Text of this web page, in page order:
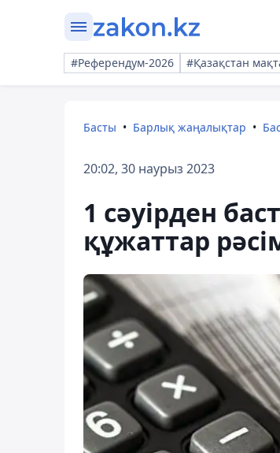
#Референдум-2026 #Қазақстан
Басты Барлық жаңалықтар
20:02, 30 наурыз 2023
1 сәуірден
құжаттар